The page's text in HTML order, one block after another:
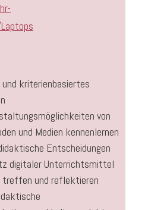
kriterienbasiertes
von
und Medien kennenlernen
Entscheidungen
digitaler Unterrichtsmittel
treffen und reflektieren